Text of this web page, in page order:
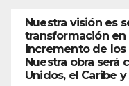
Nuestra visión es
transformación
incremento de los
Nuestra obra será
Unidos, el Caribe